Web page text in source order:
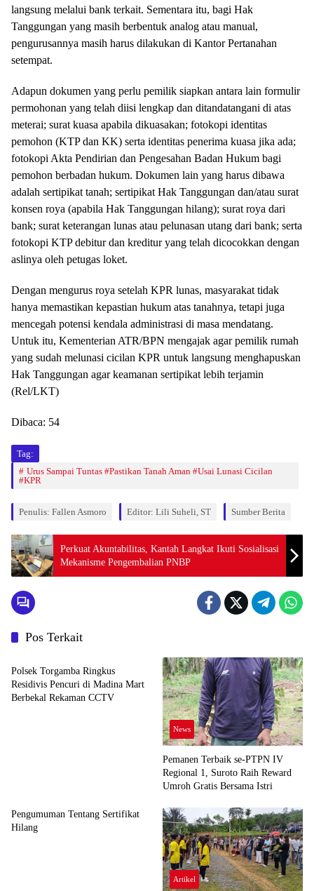
langsung melalui bank terkait. Sementara itu, bagi Hak
Tanggungan yang masih berbentuk analog atau manual,
pengurusannya masih harus dilakukan di Kantor Pertanahan
setempat.
Adapun dokumen yang perlu pemilik siapkan antara lain formulir
permohonan yang telah diisi lengkap dan ditandatangani di atas
meterai; surat kuasa apabila dikuasakan; fotokopi identitas
pemohon (KTP dan KK) serta identitas penerima kuasa jika ada;
fotokopi Akta Pendirian dan Pengesahan Badan Hukum bagi
pemohon berbadan hukum. Dokumen lain yang harus dibawa
adalah sertipikat tanah; sertipikat Hak Tanggungan dan/atau surat
konsen roya (apabila Hak Tanggungan hilang); surat roya dari
bank; surat keterangan lunas atau pelunasan utang dari bank; serta
fotokopi KTP debitur dan kreditur yang telah dicocokkan dengan
aslinya oleh petugas loket.
Dengan mengurus roya setelah KPR lunas, masyarakat tidak
hanya memastikan kepastian hukum atas tanahnya, tetapi juga
mencegah potensi kendala administrasi di masa mendatang.
Untuk itu, Kementerian ATR/BPN mengajak agar pemilik rumah
yang sudah melunasi cicilan KPR untuk langsung menghapuskan
Hak Tanggungan agar keamanan sertipikat lebih terjamin
(Rel/LKT)
Dibaca: 54
Tag:
Urus Sampai Tuntas #Pastikan Tanah Aman #Usai Lunasi Cicilan
#KPR
Penulis: Fallen Asmoro Editor: Lili Suheli, ST Sumber Berita
Perkuat Akuntabilitas, Kantah Langkat Ikuti Sosialisasi
Mekanisme Pengembalian PNBP
Pos Terkait
News
Polsek Torgamba Ringkus
Residivis Pencuri di Madina Mart
Berbekal Rekaman CCTV
News
Pemanen Terbaik se-PTPN IV
Regional 1, Suroto Raih Reward
Umroh Gratis Bersama Istri
Pengumuman Tentang Sertifikat
Hilang
Artikel